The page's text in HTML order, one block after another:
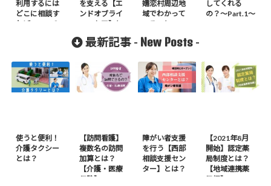
利用するには
どこに相談す
ればいいの？
を支える【エ
ンドオブライ
フ・ケア】と
嬬恋村周辺地
域でわかって
いること
してくれる
の？〜Part.1〜
最新記事 - New Posts -
使うと便利！
介護タクシー
とは？
【訪問看護】
複数名の訪問
加算とは？
【介護・医療
保険】
障がい者支援
を行う【西部
相談支援セン
ター】とは？
【2021年8月
開始】認定薬
局制度とは？
【地域連携薬
局編】